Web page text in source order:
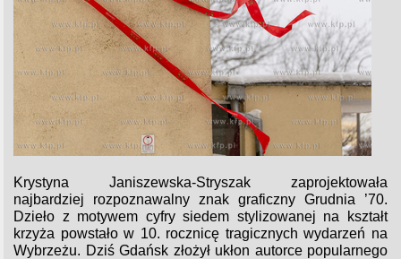
Krystyna Janiszewska-Stryszak zaprojektowała
najbardziej rozpoznawalny znak graficzny Grudnia ’70.
Dzieło z motywem cyfry siedem stylizowanej na kształt
krzyża powstało w 10. rocznicę tragicznych wydarzeń na
Wybrzeżu. Dziś Gdańsk złożył ukłon autorce popularnego